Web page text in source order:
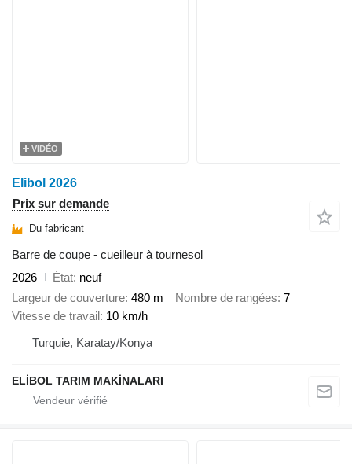
VIDÉO
Elibol 2026
Prix sur demande
Du fabricant
Barre de coupe - cueilleur à tournesol
2026
État neuf
Largeur de couverture 480 m Nombre de rangées 7
Vitesse de travail 10 km/h
Turquie, Karatay/Konya
ELİBOL TARIM MAKİNALARI